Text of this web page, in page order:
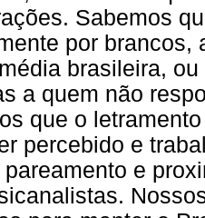
Sabemos
por brancos,
brasileira,
a quem não
que o
percebido e
e